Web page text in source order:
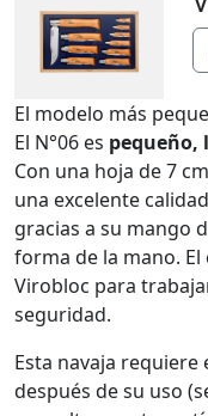
El modelo más
El N°06 es pequeño,
Con una hoja de 7
una excelente
gracias a su mango
forma de la mano.
Virobloc para
seguridad.
Esta navaja
después de su uso